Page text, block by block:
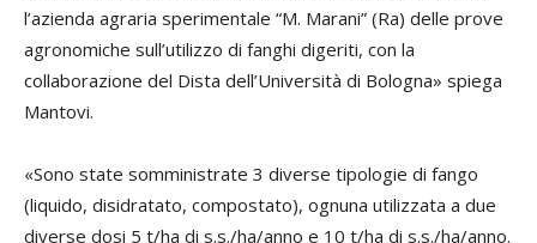
l’azienda agraria sperimentale “M. Marani” (Ra) delle prove
agronomiche sull’utilizzo di fanghi digeriti, con la
collaborazione del Dista dell’Università di Bologna» spiega
Mantovi.
«Sono state somministrate 3 diverse tipologie di fango
(liquido, disidratato, compostato), ognuna utilizzata a due
diverse dosi 5 t/ha di s.s./ha/anno e 10 t/ha di s.s./ha/anno.